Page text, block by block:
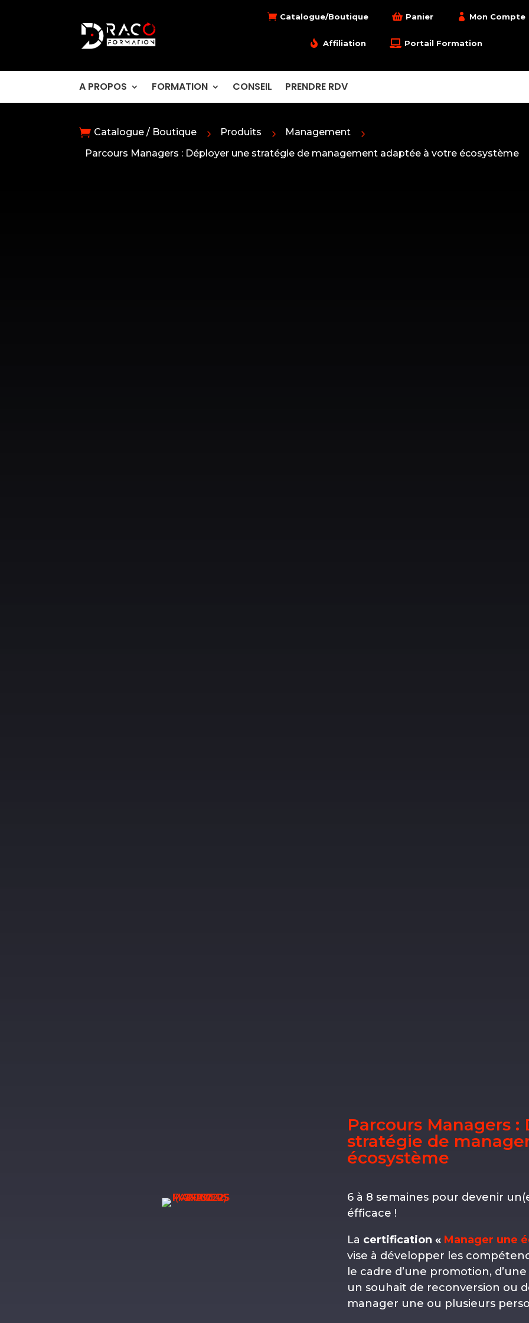
 Catalogue/Boutique  Panier  Mon Compte
 Affiliation  Portail Formation
A PROPOS FORMATION CONSEIL PRENDRE RDV
 Catalogue / Boutique 5 Produits 5 Management 5
Parcours Managers : Déployer une stratégie de management adaptée à votre écosystème
Parcours Managers
stratégie de
écosystème
6 à 8 semaines pour devenir
éfficace !
La certification « Manager une
vise à développer les
le cadre d’une promotion,
un souhait de reconversion ou
manager une ou plusieurs